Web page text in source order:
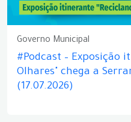
Governo Municipal
#Podcast – Exposição
Olhares" chega a
(17.07.2026)